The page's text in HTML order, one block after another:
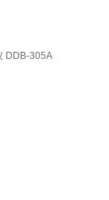
DDB-305A